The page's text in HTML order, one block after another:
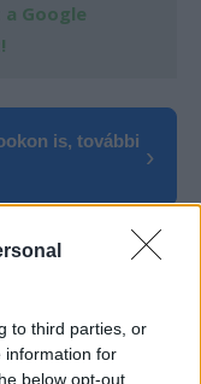
to third parties, or
information for
below opt-out
Google
is, további
›